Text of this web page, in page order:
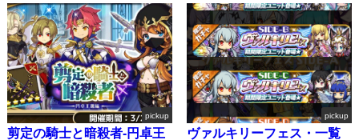
pickup
剪定の騎士と暗殺者-円卓王
pickup
ヴァルキリーフェス・一覧